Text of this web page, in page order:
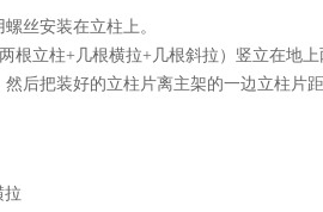
丝安装在立柱上。
根立柱+几根横拉+几根斜拉）竖立在地
后把装好的立柱片离主架的一边立柱片
拉